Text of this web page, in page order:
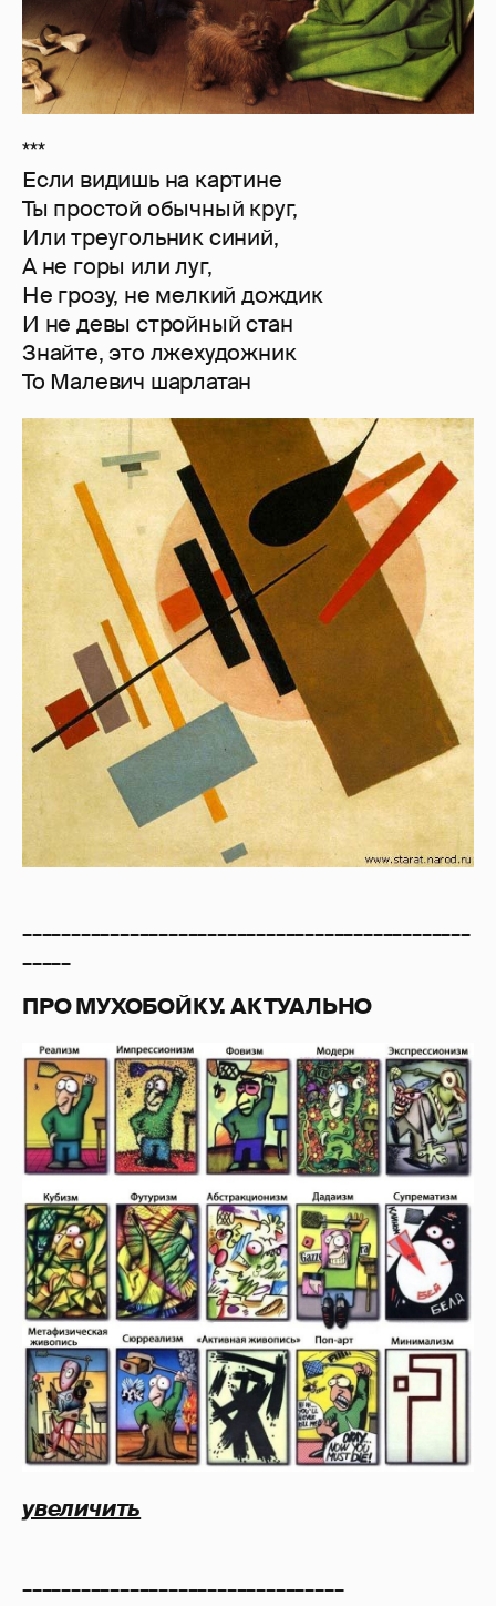
***
Если видишь на картине
Ты простой обычный круг,
Или треугольник синий,
А не горы или луг,
Не грозу, не мелкий дождик
И не девы стройный стан
Знайте, это лжехудожник
То Малевич шарлатан
ПРО МУХОБОЙКУ. АКТУАЛЬНО
увеличить
_________________________________